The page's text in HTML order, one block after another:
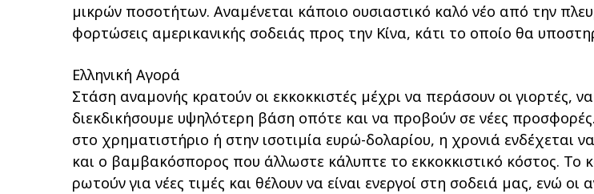
µικρών ποσοτήτων. Αναµένεται κάποιο ουσιαστικό καλό νέο από την
φορτώσεις αµερικανικής σοδειάς προς την Κίνα, κάτι το οποίο θα
Ελληνική Αγορά
Στάση αναµονής κρατούν οι εκκοκκιστές µέχρι να περάσουν οι
διεκδικήσουµε υψηλότερη βάση οπότε και να προβούν σε νέες
στο χρηµατιστήριο ή στην ισοτιµία ευρώ-δολαρίου, η χρονιά ενδέχεται
και ο βαµβακόσπορος που άλλωστε κάλυπτε το εκκοκκιστικό κόστος. Το
ρωτούν για νέες τιµές και θέλουν να είναι ενεργοί στη σοδειά µας, ενώ